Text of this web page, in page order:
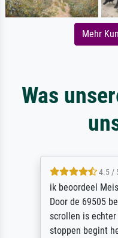
Mehr
Was
4.5 /
ik beoordeel
Door de 69505
scrollen is
stoppen begint